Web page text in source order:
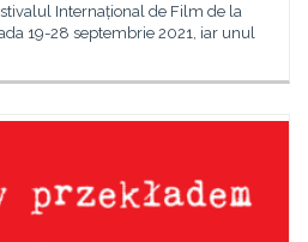
Internațional de Film de la
19-28 septembrie 2021, iar unul